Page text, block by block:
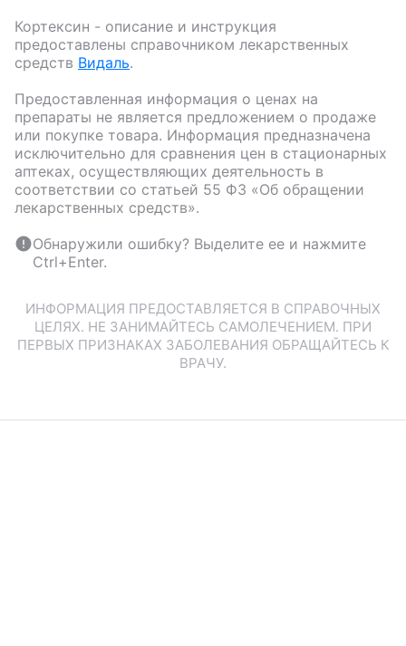
Кортексин - описание и инструкция
предоставлены справочником лекарственных
средств Видаль.
Предоставленная информация о ценах на
препараты не является предложением о продаже
или покупке товара. Информация предназначена
исключительно для сравнения цен в стационарных
аптеках, осуществляющих деятельность в
соответствии со статьей 55 ФЗ «Об обращении
лекарственных средств».
Обнаружили ошибку? Выделите ее и нажмите
Ctrl+Enter.
ИНФОРМАЦИЯ ПРЕДОСТАВЛЯЕТСЯ В СПРАВОЧНЫХ
ЦЕЛЯХ. НЕ ЗАНИМАЙТЕСЬ САМОЛЕЧЕНИЕМ. ПРИ
ПЕРВЫХ ПРИЗНАКАХ ЗАБОЛЕВАНИЯ ОБРАЩАЙТЕСЬ К
ВРАЧУ.